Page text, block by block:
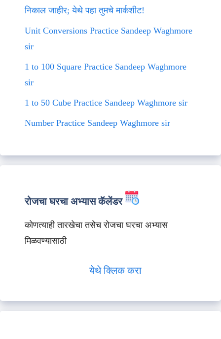
निकाल जाहीर; येथे पहा तुमचे मार्कशीट!
Unit Conversions Practice Sandeep Waghmore
sir
1 to 100 Square Practice Sandeep Waghmore
sir
1 to 50 Cube Practice Sandeep Waghmore sir
Number Practice Sandeep Waghmore sir
रोजचा घरचा अभ्यास कॅलेंडर
कोणत्याही तारखेचा तसेच रोजचा घरचा अभ्यास
मिळवण्यासाठी
येथे क्लिक करा